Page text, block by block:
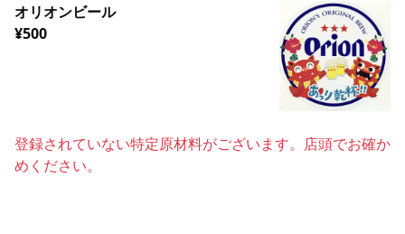
オリオンビール
¥500
登録されていない特定原材料がございます。店頭でお確か
めください。